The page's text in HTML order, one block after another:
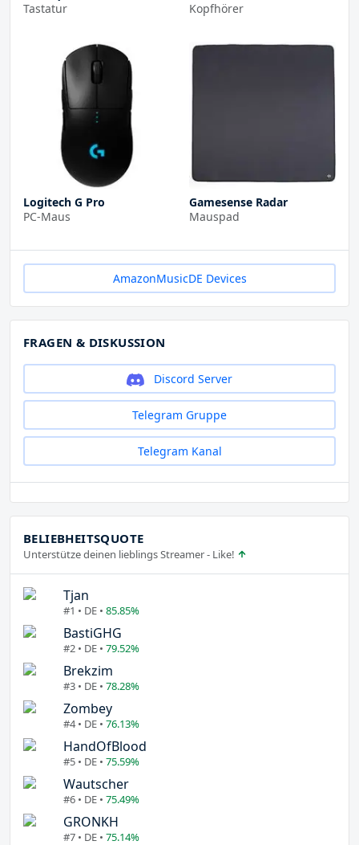
Tastatur
Kopfhörer
Logitech G Pro
PC-Maus
Gamesense Radar
Mauspad
AmazonMusicDE Devices
FRAGEN & DISKUSSION
Discord Server
Telegram Gruppe
Telegram Kanal
BELIEBHEITSQUOTE
Unterstütze deinen lieblings Streamer - Like!
Tjan
#1 • DE • 85.85%
BastiGHG
#2 • DE • 79.52%
Brekzim
#3 • DE • 78.28%
Zombey
#4 • DE • 76.13%
HandOfBlood
#5 • DE • 75.59%
Wautscher
#6 • DE • 75.49%
GRONKH
#7 • DE • 75.14%